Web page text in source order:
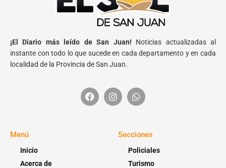
¡El Diario más leído de San Juan! Noticias actualizadas al
instante con todo lo que sucede en cada departamento y en cada
localidad de la Provincia de San Juan.
Menú
Inicio
Acerca de
Secciones
Policiales
Turismo